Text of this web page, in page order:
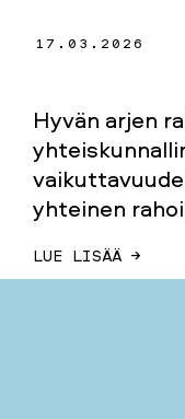
17.03.2026
Hyvän arjen
yhteinen
LUE LISÄÄ →